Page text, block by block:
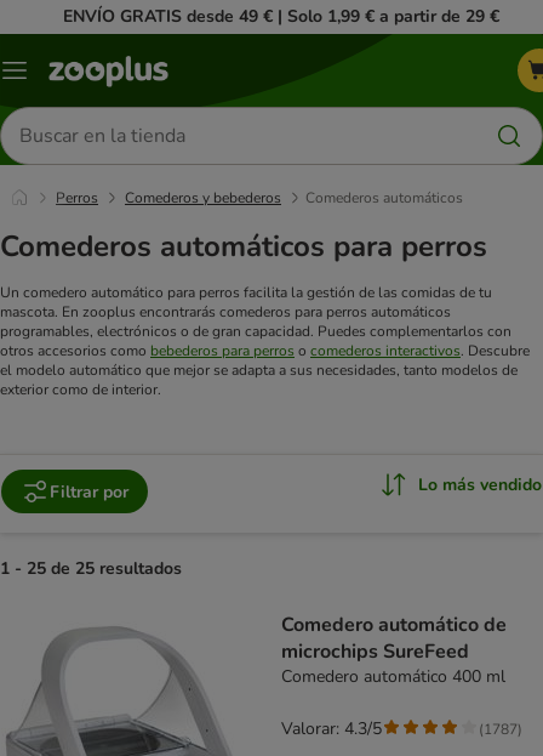
ENVÍO GRATIS desde 49 € | Solo 1,99 € a partir de 29 €
Menú
Buscar
productos
Perros Comederos y bebederos Comederos automáticos
Comederos automáticos para perros
Un comedero automático para perros facilita la gestión de las comidas de tu
mascota. En zooplus encontrarás comederos para perros automáticos
programables, electrónicos o de gran capacidad. Puedes complementarlos con
otros accesorios como bebederos para perros o comederos interactivos. Descubre
el modelo automático que mejor se adapta a sus necesidades, tanto modelos de
exterior como de interior.
Filtrar por Lo más vendido
1 - 25 de 25 resultados
Comedero automático de
microchips SureFeed
Comedero automático 400 ml
Valorar: 4.3/5 (1787)